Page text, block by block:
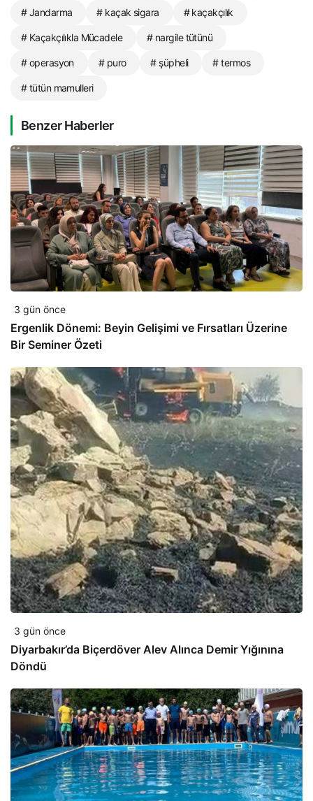
# Jandarma # kaçak sigara # kaçakçılık
# Kaçakçılıkla Mücadele # nargile tütünü
# operasyon # puro # şüpheli # termos
# tütün mamulleri
Benzer Haberler
3 gün önce
Ergenlik Dönemi: Beyin Gelişimi ve Fırsatları Üzerine
Bir Seminer Özeti
3 gün önce
Diyarbakır’da Biçerdöver Alev Alınca Demir Yığınına
Döndü